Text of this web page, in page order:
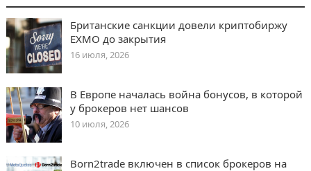
Британские санкции довели криптобиржу
EXMO до закрытия
16 июля, 2026
В Европе началась война бонусов, в которой
у брокеров нет шансов
10 июля, 2026
Born2trade включен в список брокеров на